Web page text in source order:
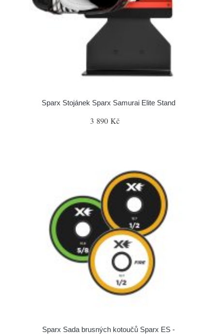
Sparx Stojánek Sparx Samurai Elite Stand
3 890 Kč
Sparx Sada brusných kotoučů Sparx ES -